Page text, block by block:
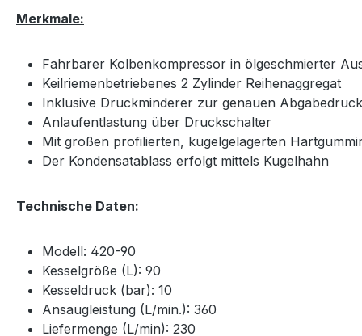
Merkmale:
Fahrbarer Kolbenkompressor in ölgeschmierter
Keilriemenbetriebenes 2 Zylinder Reihenaggregat
Inklusive Druckminderer zur genauen
Anlaufentlastung über Druckschalter
Mit großen profilierten, kugelgelagerten
Der Kondensatablass erfolgt mittels Kugelhahn
Technische Daten:
Modell: 420-90
Kesselgröße (L): 90
Kesseldruck (bar): 10
Ansaugleistung (L/min.): 360
Liefermenge (L/min): 230